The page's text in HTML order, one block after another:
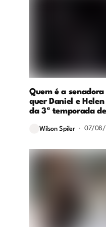
Quem é a
quer Daniel e
da 3ª temporada de
Wilson Spiler 07/08/